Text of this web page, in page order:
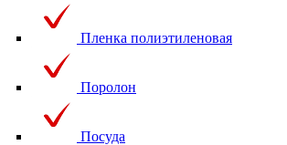
Пленка полиэтиленовая
Поролон
Посуда